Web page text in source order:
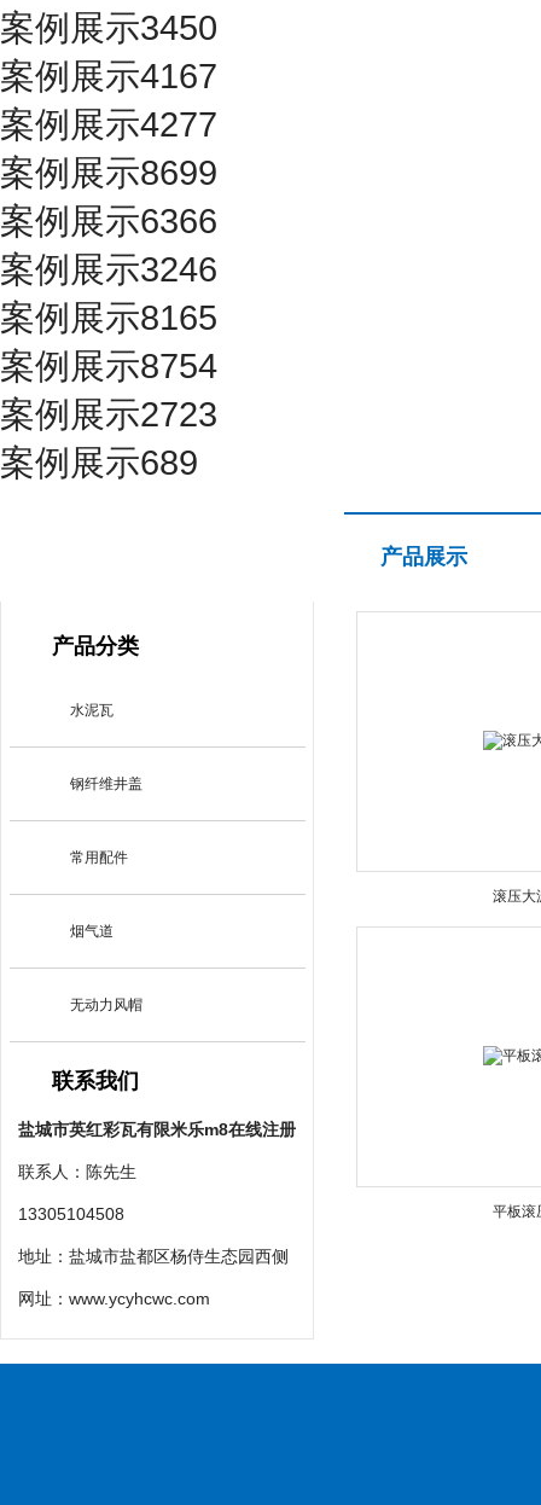
案例展示3450
案例展示4167
案例展示4277
案例展示8699
案例展示6366
案例展示3246
案例展示8165
案例展示8754
案例展示2723
案例展示689
产品分类
水泥瓦
钢纤维井盖
常用配件
烟气道
无动力风帽
联系我们
盐城市英红彩瓦有限米乐m8在线注册
联系人：陈先生
13305104508
地址：盐城市盐都区杨侍生态园西侧
网址： www.ycyhcwc.com
产品展示
滚压大
平板滚